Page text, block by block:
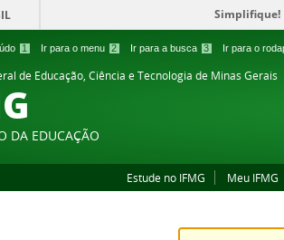
1 Ir para o menu 2 Ir para a busca 3 Ir para o
Simplifique!
de Educação, Ciência e Tecnologia de Minas Gerais
DA EDUCAÇÃO
Estude no IFMG Meu IFMG